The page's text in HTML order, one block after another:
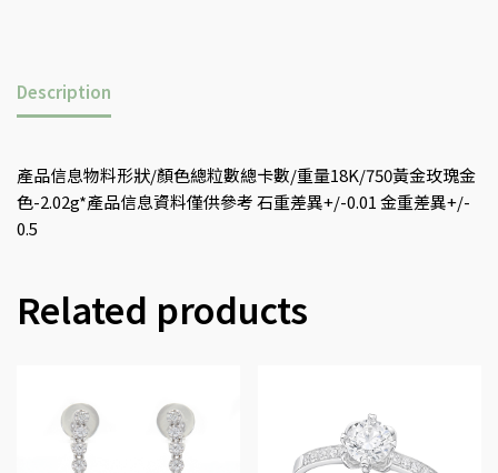
Description
產品信息物料形狀/顏色總粒數總卡數/重量18K/750黃金玫瑰金
色-2.02g*產品信息資料僅供參考 石重差異+/-0.01 金重差異+/-
0.5
Related products